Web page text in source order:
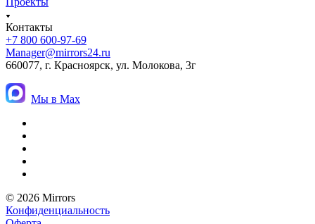
Контакты
+7 800 600-97-69
Manager@mirrors24.ru
660077, г. Красноярск, ул. Молокова, 3г
Мы в Max
© 2026 Mirrors
Конфиденциальность